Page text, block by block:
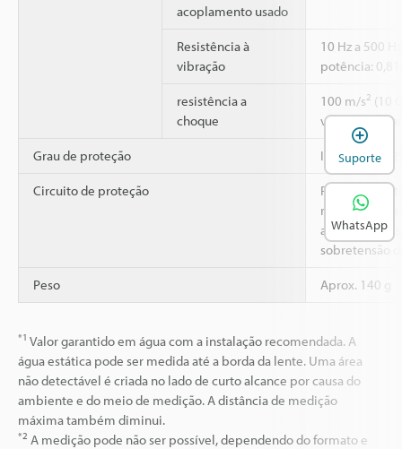
acoplamento usado
Resistência à
vibração
10 Hz a 500
potência:
resistência a
choque
100 m/s2 (10
vezes cada
Grau de proteção IP67
Circuito de proteção
Proteção
reversa,
alimentação,
sobretensão
Peso Aprox. 140 g
*1 Valor garantido em água com a instalação recomendada. A
água estática pode ser medida até a borda da lente. Uma área
não detectável é criada no lado de curto alcance por causa do
ambiente e do meio de medição. A distância de medição
máxima também diminui.
*2 A medição pode não ser possível, dependendo do formato e
Suporte
WhatsApp